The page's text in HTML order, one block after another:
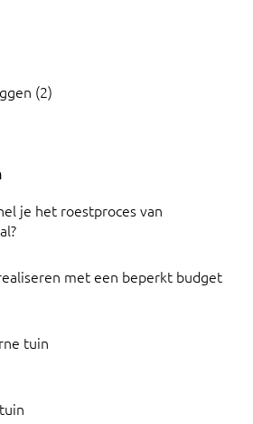
(2)
je het roestproces van
met een beperkt budget
tuin